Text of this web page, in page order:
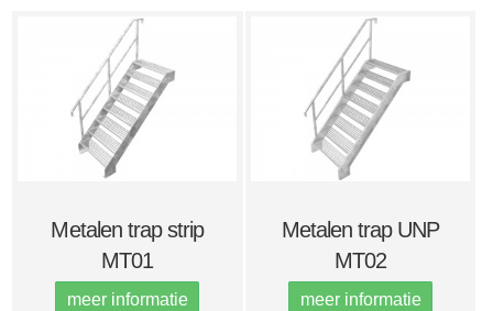
Metalen trap strip
MT01
meer informatie
Metalen trap UNP
MT02
meer informatie